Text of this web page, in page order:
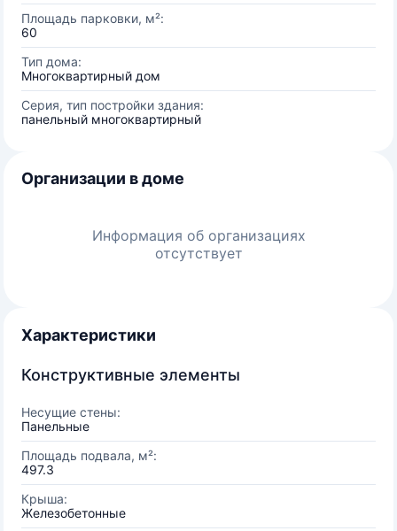
Площадь парковки, м²:
60
Тип дома:
Многоквартирный дом
Серия, тип постройки здания:
панельный многоквартирный
Организации в доме
Информация об организациях
отсутствует
Характеристики
Конструктивные элементы
Несущие стены:
Панельные
Площадь подвала, м²:
497.3
Крыша:
Железобетонные